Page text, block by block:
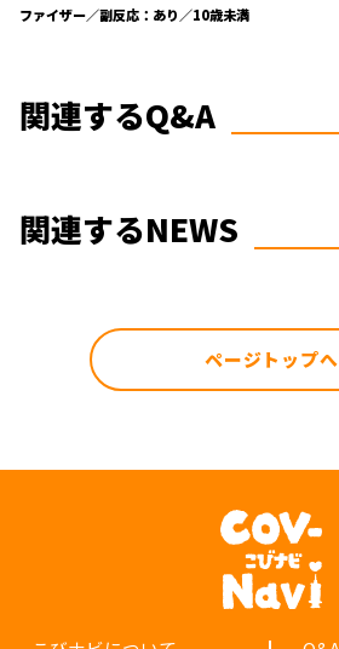
ファイザー／副反応：あり／10歳未満
関連するQ&A
関連するNEWS
ページトップへ